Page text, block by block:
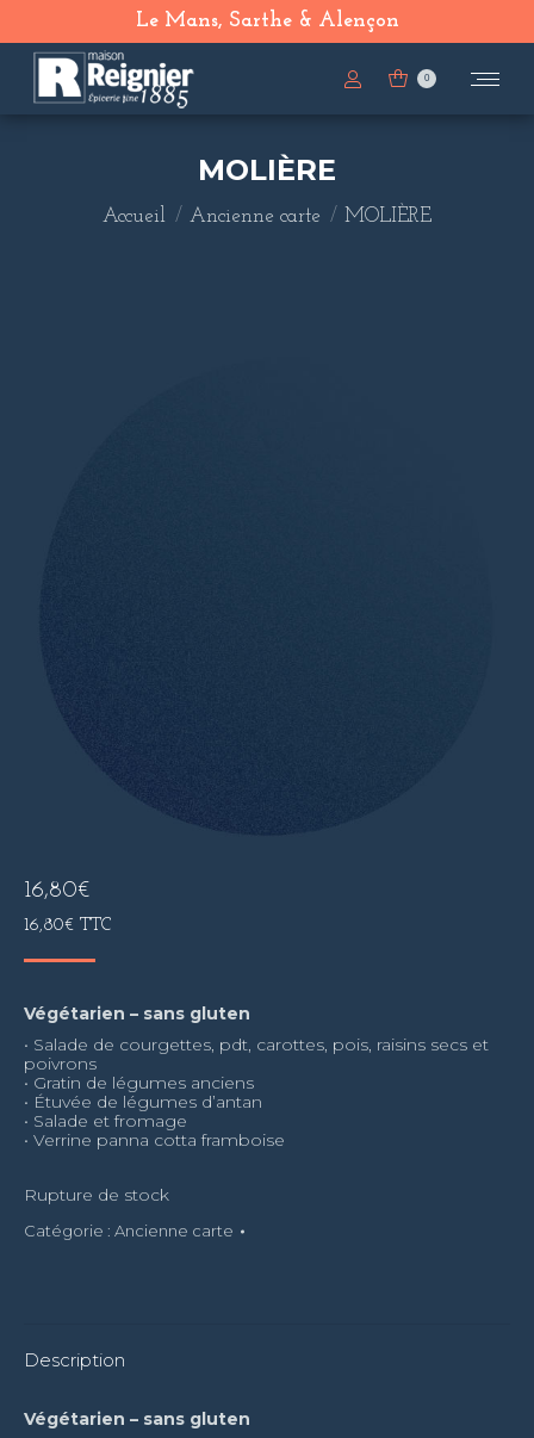
Le Mans, Sarthe & Alençon
0
MOLIÈRE
Vous êtes ici :
Accueil Ancienne carte MOLIÈRE
16,80€
16,80€ TTC
Végétarien – sans gluten
• Salade de courgettes, pdt, carottes, pois, raisins secs et
poivrons
• Gratin de légumes anciens
• Étuvée de légumes d’antan
• Salade et fromage
• Verrine panna cotta framboise
Rupture de stock
Catégorie : Ancienne carte
Description
Végétarien – sans gluten